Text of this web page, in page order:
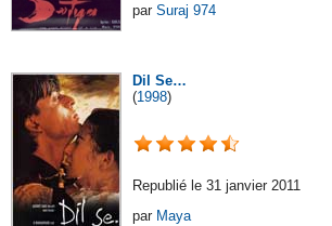
par Suraj 974
Dil Se…
(1998)
Republié le 31 janvier 2011
par Maya